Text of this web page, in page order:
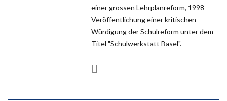
einer grossen Lehrplanreform, 1998
Veröffentlichung einer kritischen
Würdigung der Schulreform unter dem
Titel "Schulwerkstatt Basel".